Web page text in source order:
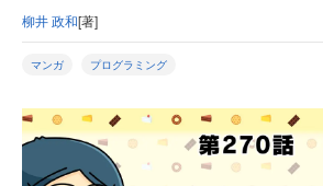
柳井 政和[著]
マンガ プログラミング